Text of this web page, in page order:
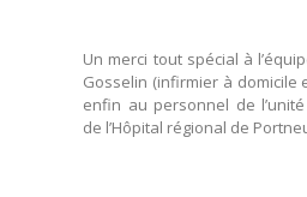
Un merci tout spécial à
Gosselin (infirmier à domicile
enfin au personnel de
de l’Hôpital régional de